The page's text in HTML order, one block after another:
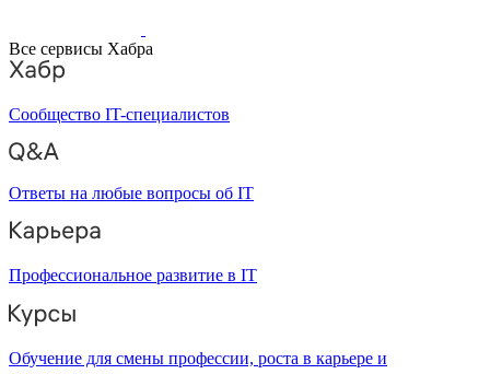
Все сервисы Хабра
Сообщество IT-специалистов
Ответы на любые вопросы об IT
Профессиональное развитие в IT
Обучение для смены профессии, роста в карьере и